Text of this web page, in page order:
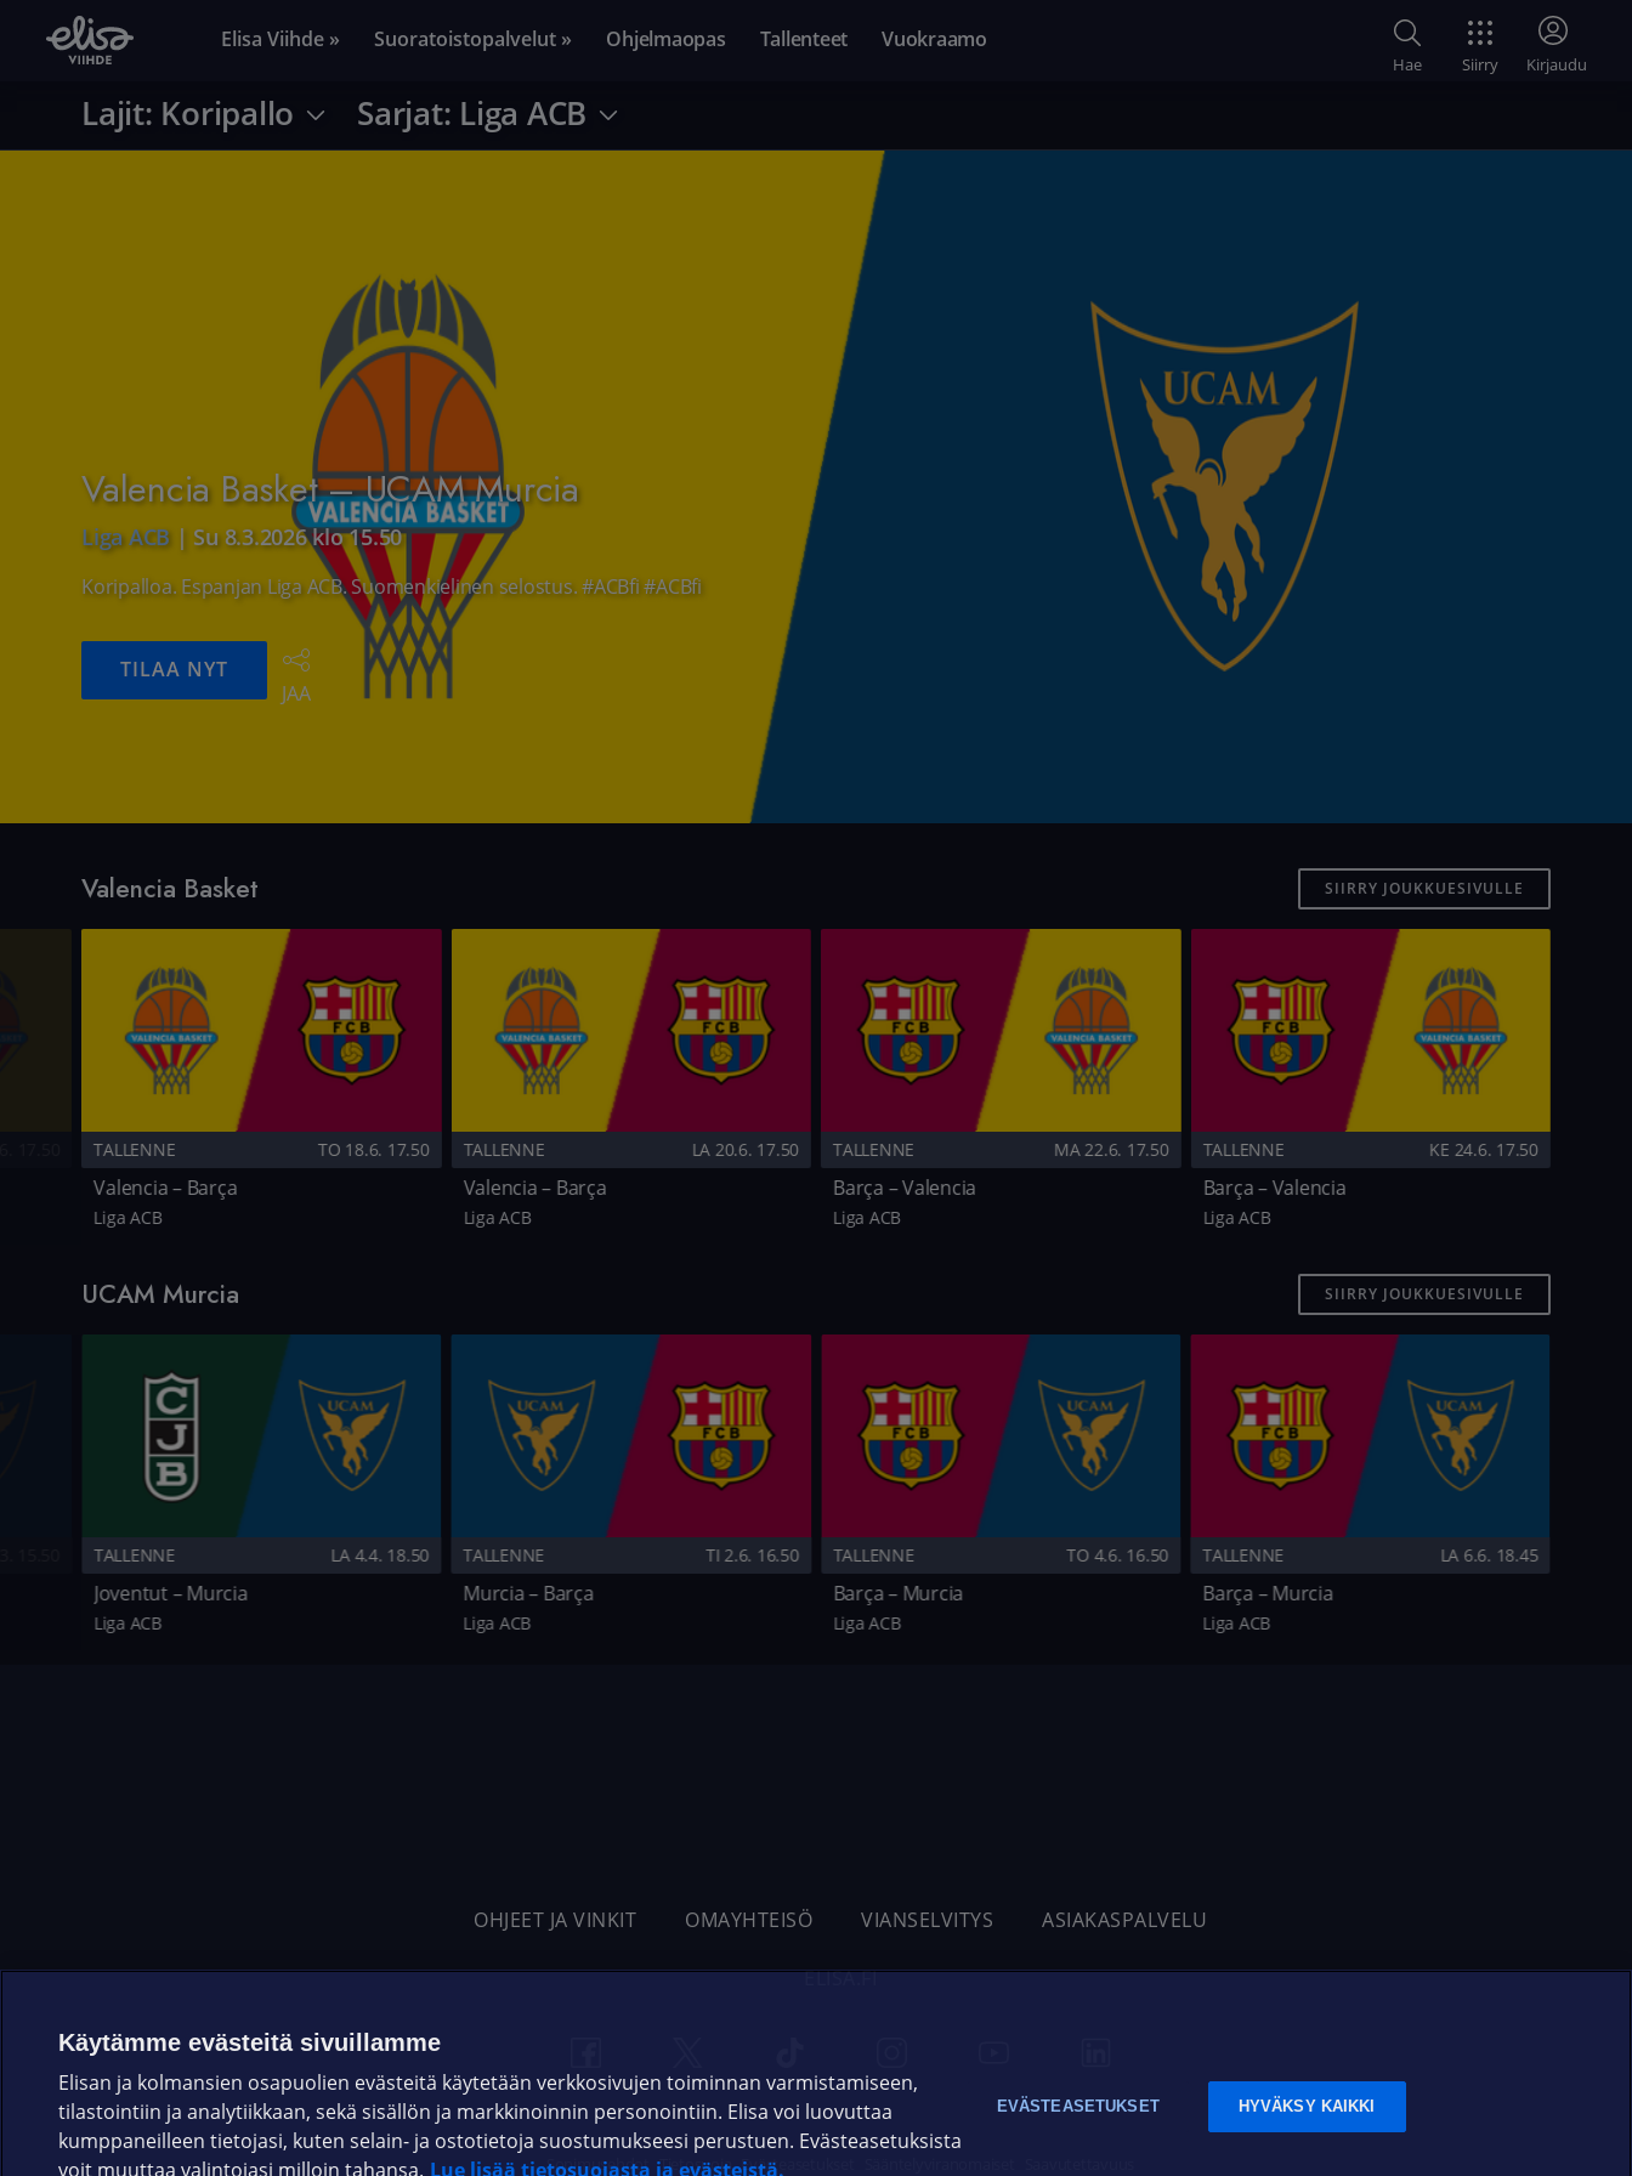
Elisa Viihde » Suoratoistopalvelut » Ohjelmaopas Tallenteet Vuokraamo
Hae Siirry Kirjaudu
Lajit: Koripallo Sarjat: Liga ACB
Valencia Basket – UCAM Murcia
Liga ACB | Su 8.3.2026 klo 15.50
Koripalloa. Espanjan Liga ACB. Suomenkielinen selostus. #ACBfi#ACBfi
TILAA NYT
JAA
Valencia Basket SIIRRY JOUKKUESIVULLE
TALLENNE TO 18.6. 17.50
Valencia – Barça
Liga ACB
TALLENNE LA 20.6. 17.50
Valencia – Barça
Liga ACB
TALLENNE MA 22.6. 17.50
Barça – Valencia
Liga ACB
TALLENNE KE 24.6. 17.50
Barça – Valencia
Liga ACB
UCAM Murcia SIIRRY JOUKKUESIVULLE
TALLENNE LA 4.4. 18.50
Joventut – Murcia
Liga ACB
TALLENNE TI 2.6. 16.50
Murcia – Barça
Liga ACB
TALLENNE TO 4.6. 16.50
Barça – Murcia
Liga ACB
TALLENNE LA 6.6. 18.45
Barça – Murcia
Liga ACB
OHJEET JA VINKIT OMAYHTEISÖ VIANSELVITYS ASIAKASPALVELU
ELISA.FI
Sopimusehdot Tietosuoja Evästeasetukset
Käytämme evästeitä sivuillamme
Elisan ja kolmansien osapuolien evästeitä käytetään verkkosivujen toiminnan varmistamiseen,
tilastointiin ja analytiikkaan, sekä sisällön ja markkinoinnin personointiin. Elisa voi luovuttaa
kumppaneilleen tietojasi, kuten selain- ja ostotietoja suostumukseesi perustuen. Evästeasetuksista
voit muuttaa valintojasi milloin tahansa. Lue lisää tietosuojasta ja evästeistä.
EVÄSTEASETUKSET HYVÄKSY KAIKKI